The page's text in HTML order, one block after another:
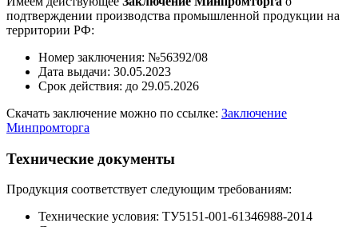
подтверждении производства промышленной продукции на
территории РФ:
Номер заключения: №56392/08
Дата выдачи: 30.05.2023
Срок действия: до 29.05.2026
Скачать заключение можно по ссылке: Заключение
Минпромторга
Технические документы
Продукция соответствует следующим требованиям:
Технические условия: ТУ5151-001-61346988-2014